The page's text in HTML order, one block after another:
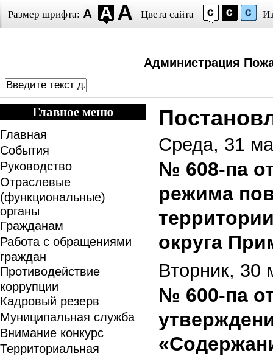
Размер шрифта: Цвета сайта
Администрация
Главное меню
Главная
События
Руководство
Отраслевые
(функциональные)
органы
Гражданам
Работа с обращениями
граждан
Противодействие
коррупции
Кадровый резерв
Муниципальная служба
Внимание конкурс
Территориальная
Среда, 31
№ 608-па
режима
округа
Вторник, 30
№ 600-па